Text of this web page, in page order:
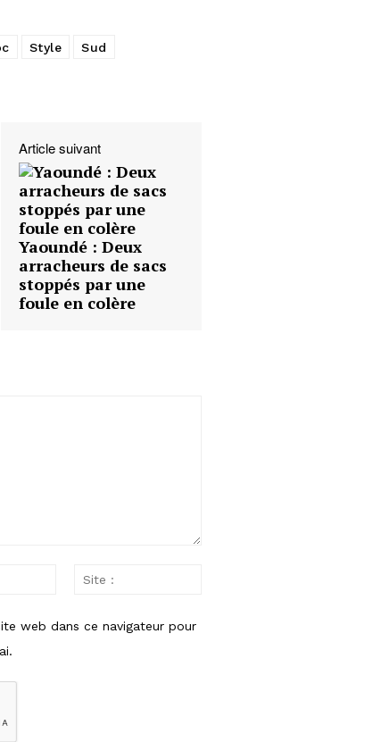
Style
Sud
Article suivant
Yaoundé : Deux
arracheurs de sacs
stoppés par une
foule en colère
Email
web dans ce navigateur pour